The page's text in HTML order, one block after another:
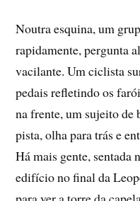
Noutra esquina, um
rapidamente, pergunta
vacilante. Um ciclista
pedais refletindo os
na frente, um sujeito de
pista, olha para trás e
Há mais gente, sentada
edifício no final da